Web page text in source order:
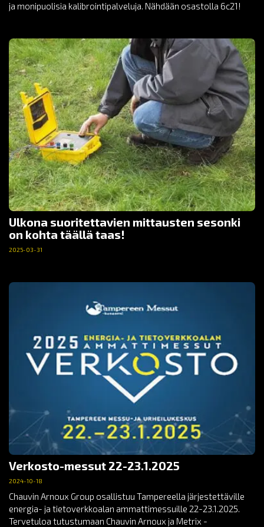
ja monipuolisia kalibrointipalveluja. Nähdään osastolla 6c21!
Ulkona suoritettavien mittausten sesonki
on kohta täällä taas!
2025-03-31
Verkosto-messut 22-23.1.2025
2024-10-18
Chauvin Arnoux Group osallistuu Tampereella järjestettäville
energia- ja tietoverkkoalan ammattimessuille 22-23.1.2025.
Tervetuloa tutustumaan Chauvin Arnoux ja Metrix -